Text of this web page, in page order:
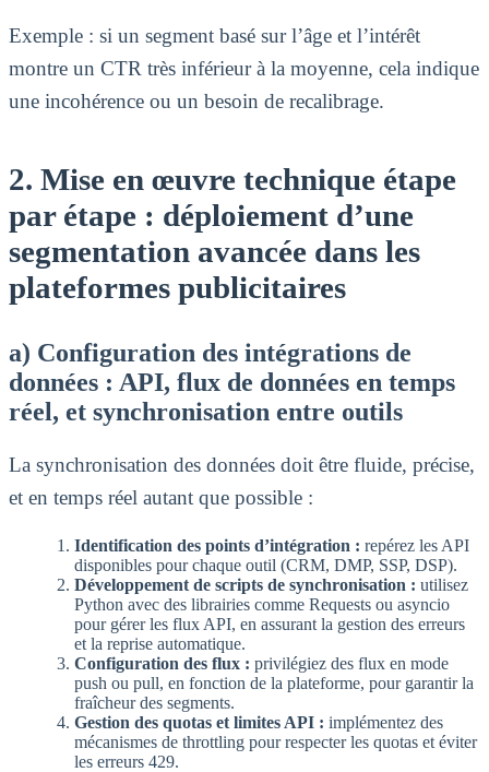
Exemple : si un segment basé sur l’âge et l’intérêt
montre un CTR très inférieur à la moyenne, cela indique
une incohérence ou un besoin de recalibrage.
2. Mise en œuvre technique étape
par étape : déploiement d’une
segmentation avancée dans les
plateformes publicitaires
a) Configuration des intégrations de
données : API, flux de données en temps
réel, et synchronisation entre outils
La synchronisation des données doit être fluide, précise,
et en temps réel autant que possible :
Identification des points d’intégration : repérez les API
disponibles pour chaque outil (CRM, DMP, SSP, DSP).
Développement de scripts de synchronisation : utilisez
Python avec des librairies comme Requests ou asyncio
pour gérer les flux API, en assurant la gestion des erreurs
et la reprise automatique.
Configuration des flux : privilégiez des flux en mode
push ou pull, en fonction de la plateforme, pour garantir la
fraîcheur des segments.
Gestion des quotas et limites API : implémentez des
mécanismes de throttling pour respecter les quotas et éviter
les erreurs 429.